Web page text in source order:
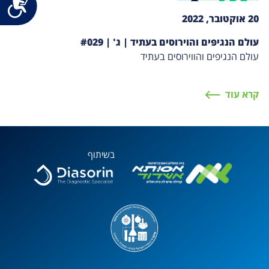
20 אוקטובר, 2022
עולם הנגיפים והוירוסים בעתיד | ג' | #029
עולם הנגיפים והווירוסים בעתיד
קרא עוד
בשיתוף